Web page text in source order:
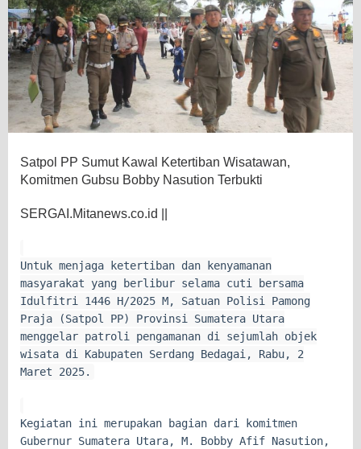
Satpol PP Sumut Kawal Ketertiban Wisatawan,
Komitmen Gubsu Bobby Nasution Terbukti
SERGAI.Mitanews.co.id ||
Untuk menjaga ketertiban dan kenyamanan
masyarakat yang berlibur selama cuti bersama
Idulfitri 1446 H/2025 M, Satuan Polisi Pamong
Praja (Satpol PP) Provinsi Sumatera Utara
menggelar patroli pengamanan di sejumlah objek
wisata di Kabupaten Serdang Bedagai, Rabu, 2
Maret 2025.
Kegiatan ini merupakan bagian dari komitmen
Gubernur Sumatera Utara, M. Bobby Afif Nasution,